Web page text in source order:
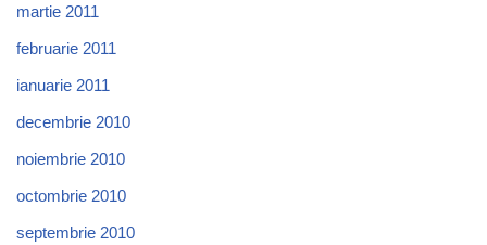
martie 2011
februarie 2011
ianuarie 2011
decembrie 2010
noiembrie 2010
octombrie 2010
septembrie 2010